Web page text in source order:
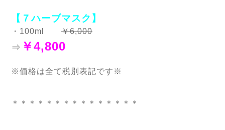
【７ハーブマスク】
・100ml ￥6,000
⇒ ￥4,800
※価格は全て税別表記です※
＊＊＊＊＊＊＊＊＊＊＊＊＊＊＊